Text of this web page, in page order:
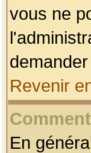
vous ne
Revenir
En